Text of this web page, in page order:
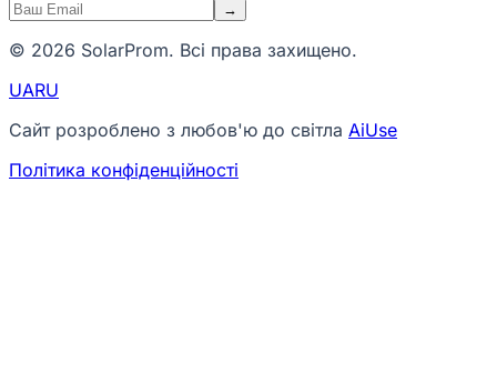
→
© 2026 SolarProm. Всі права захищено.
UARU
Сайт розроблено з любов'ю до світла AiUse
Політика конфіденційності